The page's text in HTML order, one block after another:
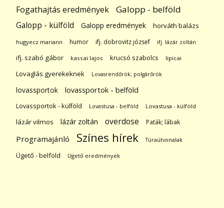
Fogathajtás eredmények Galopp - belföld
Galopp - külföld Galopp eredmények horváth balázs
hugyecz mariann humor ifj. dobrovitz józsef ifj. lázár zoltán
ifj. szabó gábor kassai lajos krucsó szabolcs lipicai
Lovaglás gyerekeknek Lovasrendőrök; polgárőrök
lovassportok lovassportok - belföld
Lovassportok - külföld Lovastusa - belföld Lovastusa - külföld
lázár vilmos lázár zoltán overdose Paták; lábak
Programajánló Színes hírek Túraútvonalak
Ügető - belföld Ügető eredmények